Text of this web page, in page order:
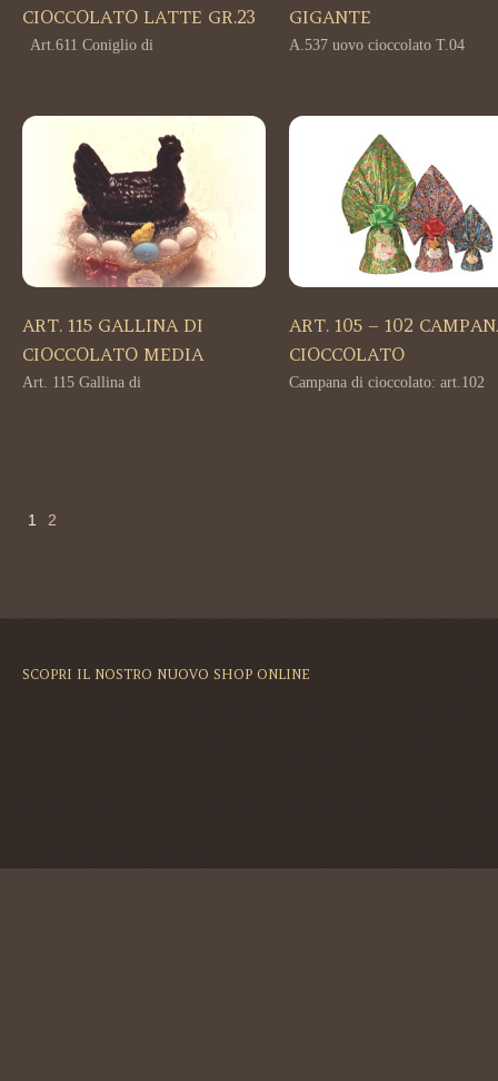
CIOCCOLATO LATTE GR.23
Art.611 Coniglio di
GIGANTE
A.537 uovo cioccolato T.04
ART. 115 GALLINA DI
CIOCCOLATO MEDIA
Art. 115 Gallina di
ART. 105 – 102
CIOCCOLATO
Campana di cioccolato: art.102
1 2
SCOPRI IL NOSTRO NUOVO SHOP ONLINE